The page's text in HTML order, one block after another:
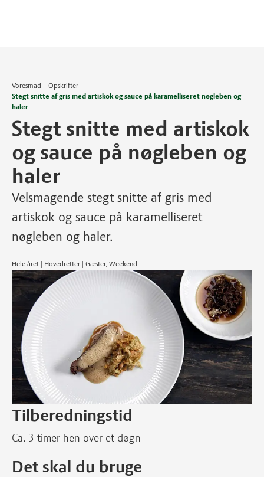
Voresmad
Opskrifter
Stegt snitte af gris med artiskok og sauce på karamelliseret nøgleben og
haler
Stegt snitte med artiskok
og sauce på nøgleben og
haler
Velsmagende stegt snitte af gris med
artiskok og sauce på karamelliseret
nøgleben og haler.
Hele året | Hovedretter | Gæster, Weekend
Tilberedningstid
Ca. 3 timer hen over et døgn
Det skal du bruge